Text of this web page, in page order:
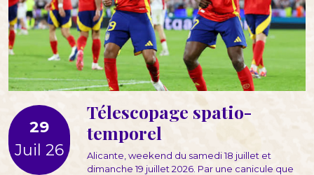
29
Juil 26
Télescopage spatio-
temporel
Alicante, weekend du samedi 18 juillet et
dimanche 19 juillet 2026. Par une canicule que